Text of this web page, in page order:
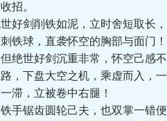
招。
剑削铁如泥，立时舍短取长，
球，直袭怀空的胸部与面门！
世好剑沉重非常，怀空己感不
下盘大空之机，乘虚而入，一
，立被卷中右腿！
锯齿圆轮己夫，也双掌一错便